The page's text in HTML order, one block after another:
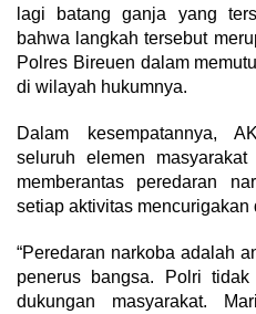
lagi batang ganja yang
bahwa langkah tersebut
Polres Bireuen dalam
di wilayah hukumnya.
Dalam kesempatannya,
seluruh elemen
memberantas peredaran
setiap aktivitas mencurigakan
“Peredaran narkoba adalah
penerus bangsa. Polri
dukungan masyarakat.